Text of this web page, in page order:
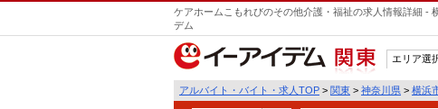
ケアホームこもれびのその他介護・福祉の求人情報詳細 -
デム
関東
エリア選
アルバイト・バイト・求人TOP > 関東 > 神奈川県 > 横浜